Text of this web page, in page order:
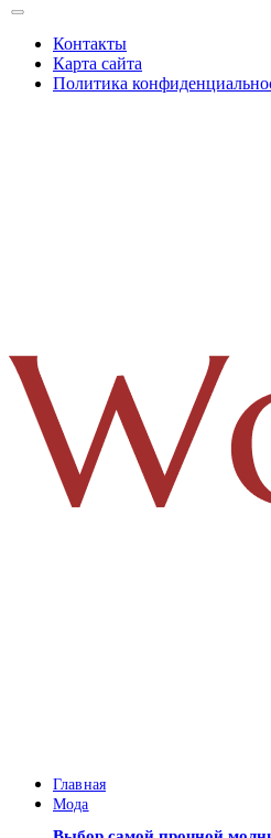
Контакты
Карта сайта
Политика
Главная
Мода